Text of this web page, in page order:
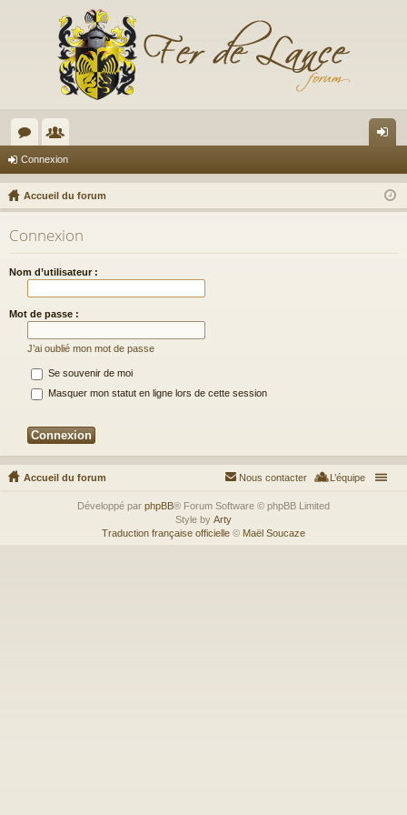
or
u
m
s
e
m
br
es
ne
xi
Connexion
Accueil du forum
Connexion
Nom d’utilisateur :
Mot de passe :
J’ai oublié mon mot de passe
Se souvenir de moi
Masquer mon statut en ligne lors de cette session
Accueil du forum L’équipe
Nous contacter
Développé par phpBB® Forum Software © phpBB Limited
Style by Arty
Traduction française officielle © Maël Soucaze